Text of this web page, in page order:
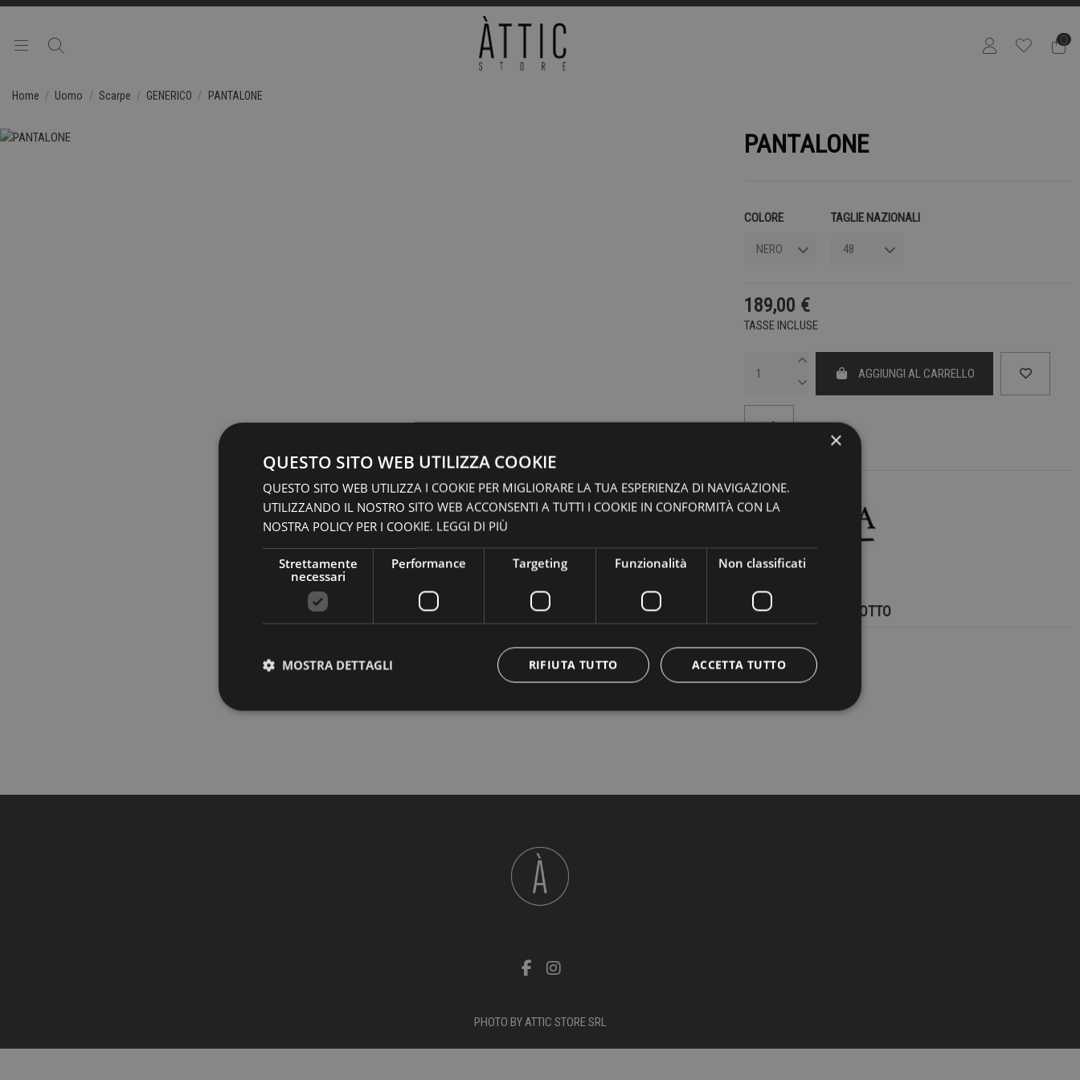
0
Home Uomo Scarpe GENERICO PANTALONE
PANTALONE
COLORE TAGLIE NAZIONALI
189,00 €
TASSE INCLUSE
AGGIUNGI AL CARRELLO
DETTAGLI DEL PRODOTTO
RIFERIMENTO22918
2900000425699
PHOTO BY ATTIC STORE SRL
×
QUESTO SITO WEB UTILIZZA COOKIE
QUESTO SITO WEB UTILIZZA I COOKIE PER MIGLIORARE LA TUA ESPERIENZA DI NAVIGAZIONE.
UTILIZZANDO IL NOSTRO SITO WEB ACCONSENTI A TUTTI I COOKIE IN CONFORMITÀ CON LA
NOSTRA POLICY PER I COOKIE. LEGGI DI PIÙ
Strettamente
necessari
Performance Targeting Funzionalità Non classificati
ACCETTA TUTTO
RIFIUTA TUTTO
MOSTRA DETTAGLI